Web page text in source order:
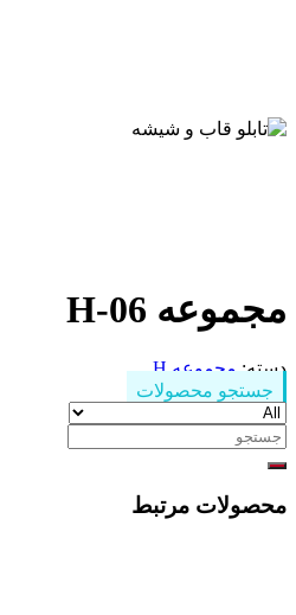
مجموعه H-06
دسته:مجموعه H
جستجو محصولات
جستجو
محصولات مرتبط